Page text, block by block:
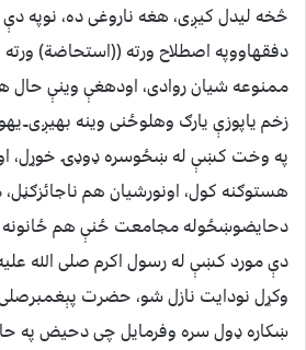
څخه لیدل کیږی، هغه ناروغی ده، نوپه
دفقهاووپه اصطلاح ورته ((استحاضة)
ممنوعه شیان روادی، اودهغې وینې
زخم یاپوزې یارګ وهلوځنی وینه
په وخت کښې له ښځوسره ډوډۍ خوړل،
هستوګنه کول، اونورشیان هم ناجائزګڼل،
دحایضوښځوله مجامعت ځنې هم ځانونه
دې مورد کښې له رسول اکرم صلی الله
وکړل نودایت نازل شو، حضرت پېغمبرصلی
ښکاره ډول سره وفرمایل چی دحیض